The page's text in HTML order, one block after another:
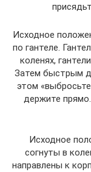
Исходное
по гантеле.
коленях,
Затем быстрым
этом
держите
Исходное
согнуты в
направлены к